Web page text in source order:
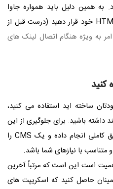
۴۰۴ کامل شود. به همین دلیل باید همواره جاوا
خود قرار دهید (درست قبل از
به ویژه هنگام اتصال لینک های
کنید
ساخته اید استفاده می کنید،
باشید. برای جلوگیری از این
کاملی انجام داده و یک CMS را
متناسب با نیازهای شما باشد.
است این است که مرتباً آخرین
حاصل کنید که اسکریپت های